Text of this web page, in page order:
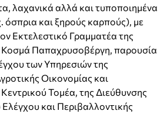
λαχανικά αλλά και τυποποιημένα
όσπρια και ξηρούς καρπούς), με
Εκτελεστικό Γραμματέα της
Κοσμά Παπαχρυσοβέργη, παρουσία
των Υπηρεσιών της
Οικονομίας και
Κεντρικού Τομέα, της Διεύθυνσης
Ελέγχου και Περιβαλλοντικής